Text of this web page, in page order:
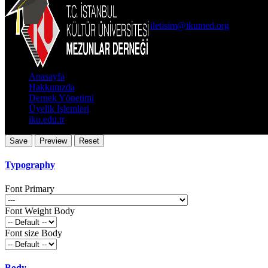
iletisim@ikumed.org
Anasayfa
Hakkımızda
Dernek Yönetimi
Üyelik İşlemleri
iku.edu.tr
Typography
Font Primary
Font Weight Body
Font size Body